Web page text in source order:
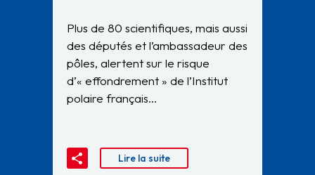
Plus de 80 scientifiques, mais aussi
des députés et l’ambassadeur des
pôles, alertent sur le risque
d’« effondrement » de l’Institut
polaire français…
Lire la suite